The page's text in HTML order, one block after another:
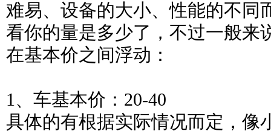
难易、设备的大小、性能的不同
看你的量是多少了，不过一般来
在基本价之间浮动：
1、车基本价：20-40
具体的有根据实际情况而定，像